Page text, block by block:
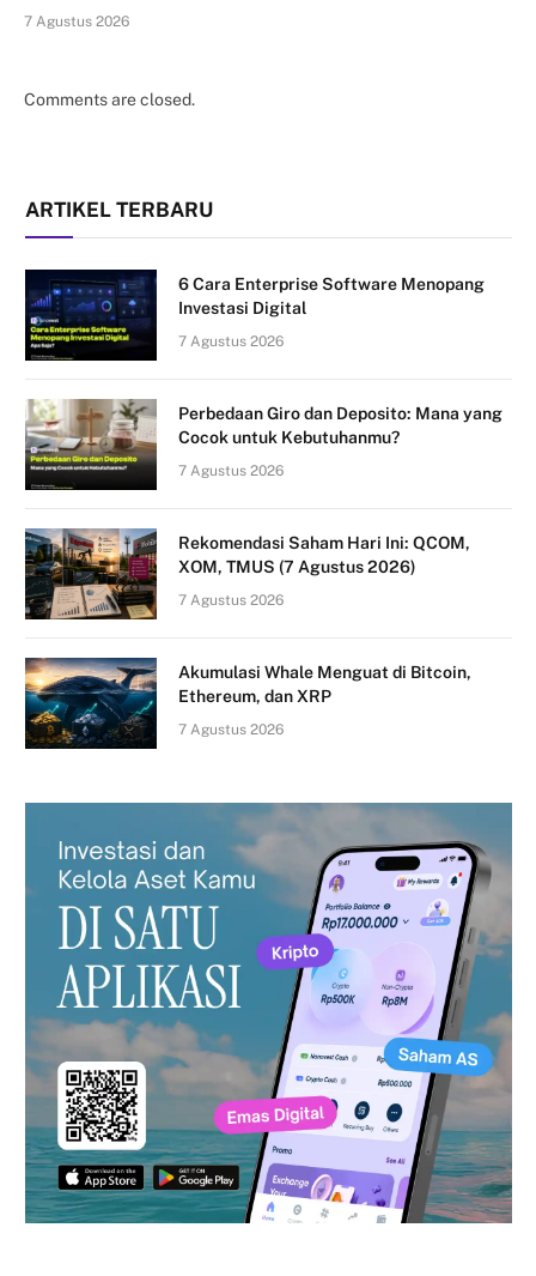
7 Agustus 2026
Comments are closed.
ARTIKEL TERBARU
6 Cara Enterprise Software Menopang
Investasi Digital
7 Agustus 2026
Perbedaan Giro dan Deposito: Mana yang
Cocok untuk Kebutuhanmu?
7 Agustus 2026
Rekomendasi Saham Hari Ini: QCOM,
XOM, TMUS (7 Agustus 2026)
7 Agustus 2026
Akumulasi Whale Menguat di Bitcoin,
Ethereum, dan XRP
7 Agustus 2026